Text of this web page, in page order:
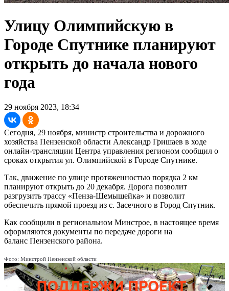
Улицу Олимпийскую в
Городе Спутнике планируют
открыть до начала нового
года
29 ноября 2023, 18:34
Сегодня, 29 ноября, министр строительства и дорожного
хозяйства Пензенской области Александр Гришаев в ходе
онлайн-трансляции Центра управления регионом сообщил о
сроках открытия ул. Олимпийской в Городе Спутнике.
Так, движение по улице протяженностью порядка 2 км
планируют открыть до 20 декабря. Дорога позволит
разгрузить трассу «Пенза-Шемышейка» и позволит
обеспечить прямой проезд из с. Засечного в Город Спутник.
Как сообщили в региональном Минстрое, в настоящее время
оформляются документы по передаче дороги на
баланс Пензенского района.
Фото: Минстрой Пензенской области